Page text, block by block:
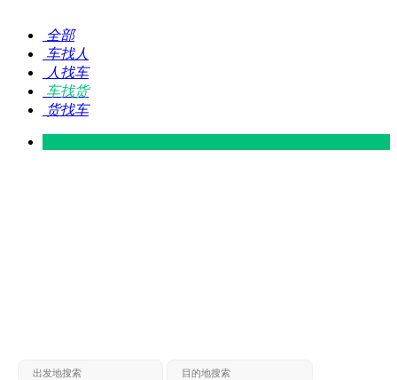
全部
车找人
人找车
车找货
货找车